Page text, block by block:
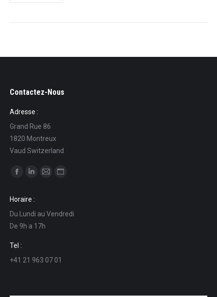
Contactez-Nous
Adresse :
Grand Rue 86
1820 Montreux
Vaud Switzerland
Find us on:
opens
in
new
window
opens
in
new
in
in
Horaire :
Du Lundi au Vendredi
De 9h a 17h
Tel :
+41 21 963 07 01